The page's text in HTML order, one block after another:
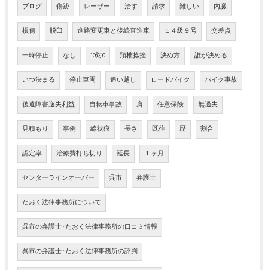
ブログ 傷跡 レーザー 治す 請求 難しい 内臓
損傷 脱臼 進路変更車と後続直進車 １４級９号 交差点
一時停止 なし 10対0 頚椎捻挫 決め方 誰が決める
いつ決まる 停止車両 追い越し ロードバイク バイク事故
後遺障害逸失利益 自転車事故 肩 任意保険 無過失
見積もり 事例 線状痕 長さ 既往 歴 割合
認定率 治療費打ち切り 延長 １ヶ月
センターラインオーバー 呉市 弁護士
たおく法律事務所について
呉市の弁護士･たおく法律事務所の口コミ情報
呉市の弁護士･たおく法律事務所の評判